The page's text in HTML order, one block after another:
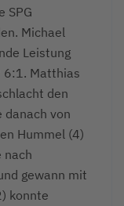
SPG
Michael
Leistung
6:1. Matthias
den
von
Hummel (4)
nach
gewann mit
konnte